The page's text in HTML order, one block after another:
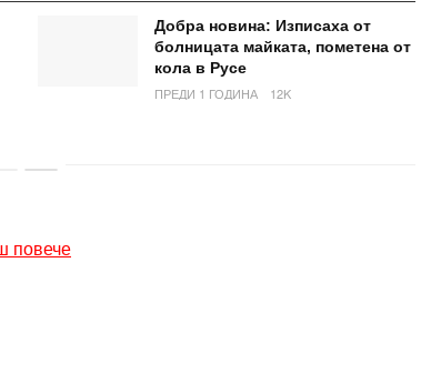
Добра новина: Изписаха от
болницата майката, пометена от
кола в Русе
ПРЕДИ 1 ГОДИНА
12K